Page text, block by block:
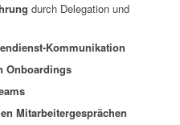
durch Delegation und
Kommunikation
Onboardings
Mitarbeitergesprächen